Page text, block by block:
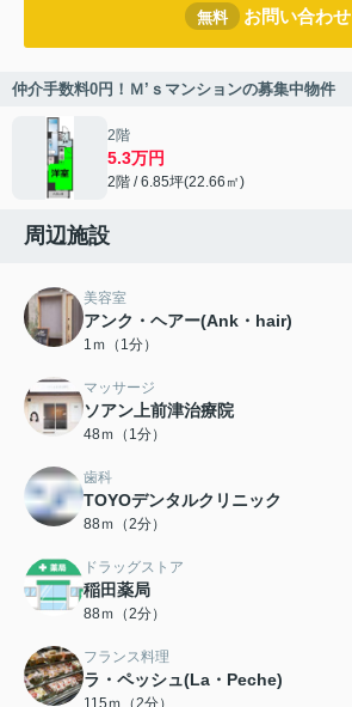
無料 お問い合わせ
仲介手数料0円！Ｍ’ｓマンションの募集中物件
2階
5.3万円
2階 / 6.85坪(22.66㎡)
周辺施設
美容室
アンク・ヘアー(Ank・hair)
1ｍ（1分）
マッサージ
ソアン上前津治療院
48ｍ（1分）
歯科
TOYOデンタルクリニック
88ｍ（2分）
ドラッグストア
稲田薬局
88ｍ（2分）
フランス料理
ラ・ペッシュ(La・Peche)
115ｍ（2分）